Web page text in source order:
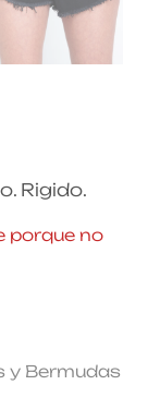
Rigido.
porque no
y Bermudas